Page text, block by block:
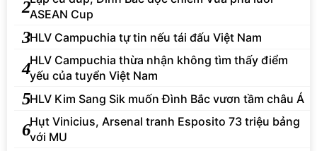
2ASEAN Cup
3HLV Campuchia tự tin nếu tái đấu Việt Nam
4HLV Campuchia thừa nhận không tìm thấy điểm
yếu của tuyển Việt Nam
5HLV Kim Sang Sik muốn Đình Bắc vươn tầm châu Á
6Hụt Vinicius, Arsenal tranh Esposito 73 triệu bảng
với MU